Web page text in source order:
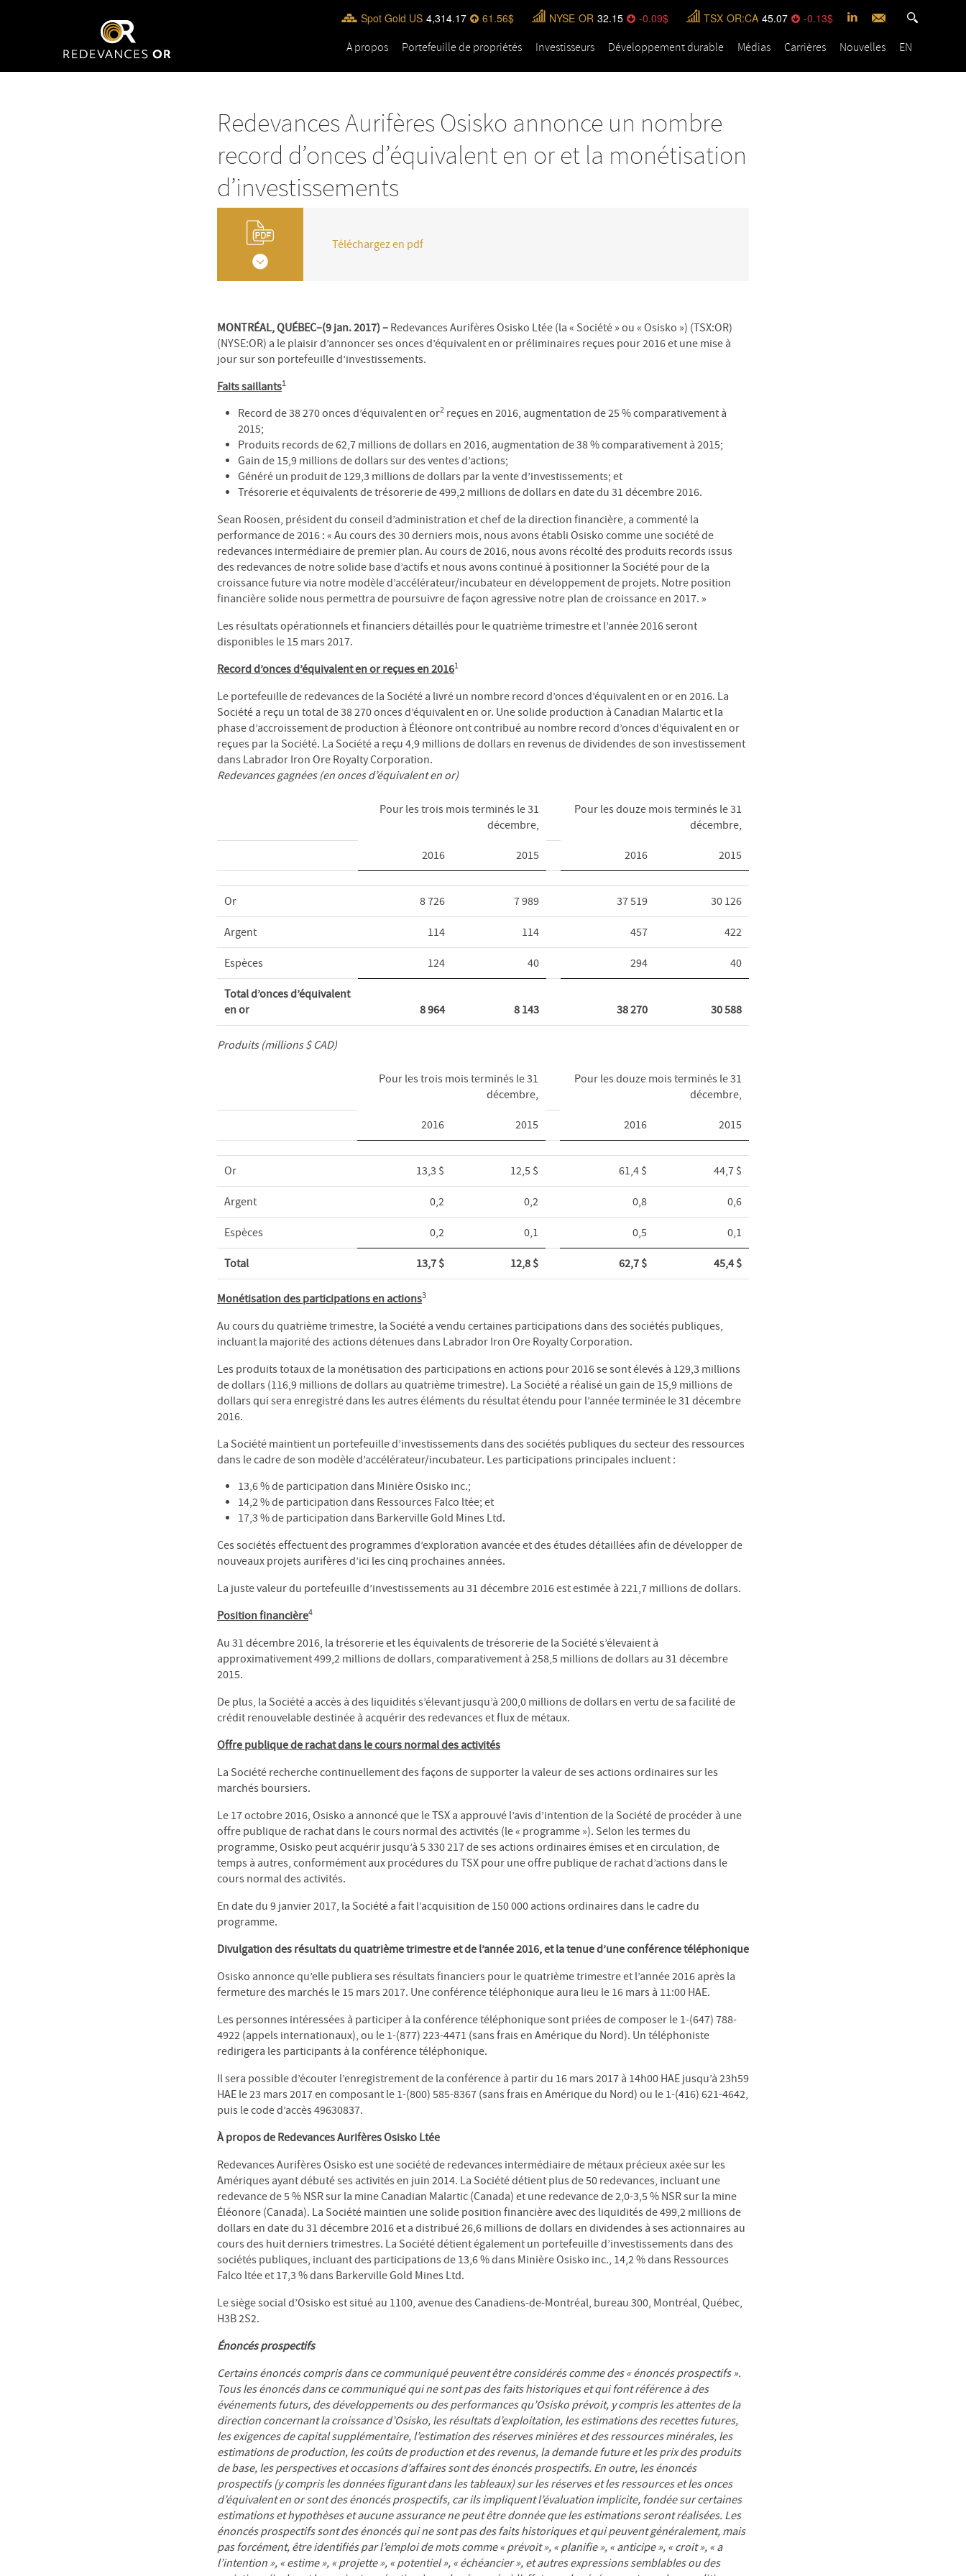
Spot Gold US 4,314.17 61.56 NYSE OR 32.15 -0.09 TSX OR:CA 45.07 -0.13
À propos Portefeuille de propriétés Investisseurs Développement durable Médias Carrières Nouvelles EN
Redevances Aurifères Osisko annonce un nombre
record d’onces d’équivalent en or et la monétisation
d’investissements
Téléchargez en pdf
MONTRÉAL, QUÉBEC–(9 jan. 2017) – Redevances Aurifères Osisko Ltée (la « Société » ou « Osisko ») (TSX:OR)
(NYSE:OR) a le plaisir d’annoncer ses onces d’équivalent en or préliminaires reçues pour 2016 et une mise à
jour sur son portefeuille d’investissements.
Faits saillants1
Record de 38 270 onces d’équivalent en or2reçues en 2016, augmentation de 25 % comparativement à
2015;
Produits records de 62,7 millions de dollars en 2016, augmentation de 38 % comparativement à 2015;
Gain de 15,9 millions de dollars sur des ventes d’actions;
Généré un produit de 129,3 millions de dollars par la vente d’investissements; et
Trésorerie et équivalents de trésorerie de 499,2 millions de dollars en date du 31 décembre 2016.
Sean Roosen, président du conseil d’administration et chef de la direction financière, a commenté la
performance de 2016 : « Au cours des 30 derniers mois, nous avons établi Osisko comme une société de
redevances intermédiaire de premier plan. Au cours de 2016, nous avons récolté des produits records issus
des redevances de notre solide base d’actifs et nous avons continué à positionner la Société pour de la
croissance future via notre modèle d’accélérateur/incubateur en développement de projets. Notre position
financière solide nous permettra de poursuivre de façon agressive notre plan de croissance en 2017. »
Les résultats opérationnels et financiers détaillés pour le quatrième trimestre et l’année 2016 seront
disponibles le 15 mars 2017.
Record d’onces d’équivalent en or reçues en 20161
Le portefeuille de redevances de la Société a livré un nombre record d’onces d’équivalent en or en 2016. La
Société a reçu un total de 38 270 onces d’équivalent en or. Une solide production à Canadian Malartic et la
phase d’accroissement de production à Éléonore ont contribué au nombre record d’onces d’équivalent en or
reçues par la Société. La Société a reçu 4,9 millions de dollars en revenus de dividendes de son investissement
dans Labrador Iron Ore Royalty Corporation.
Redevances gagnées (en onces d’équivalent en or)
Pour les trois mois terminés le 31
décembre,
Pour les douze mois terminés le 31
décembre,
2016 2015 2016 2015
Or 8 726 7 989 37 519 30 126
Argent 114 114 457 422
Espèces 124 40 294 40
Total d’onces d’équivalent
en or
8 964 8 143 38 270 30 588
Produits (millions $ CAD)
Pour les trois mois terminés le 31
décembre,
Pour les douze mois terminés le 31
décembre,
2016 2015 2016 2015
Or 13,3 $ 12,5 $ 61,4 $ 44,7 $
Argent 0,2 0,2 0,8 0,6
Espèces 0,2 0,1 0,5 0,1
Total 13,7 $ 12,8 $ 62,7 $ 45,4 $
Monétisation des participations en actions3
Au cours du quatrième trimestre, la Société a vendu certaines participations dans des sociétés publiques,
incluant la majorité des actions détenues dans Labrador Iron Ore Royalty Corporation.
Les produits totaux de la monétisation des participations en actions pour 2016 se sont élevés à 129,3 millions
de dollars (116,9 millions de dollars au quatrième trimestre). La Société a réalisé un gain de 15,9 millions de
dollars qui sera enregistré dans les autres éléments du résultat étendu pour l’année terminée le 31 décembre
2016.
La Société maintient un portefeuille d’investissements dans des sociétés publiques du secteur des ressources
dans le cadre de son modèle d’accélérateur/incubateur. Les participations principales incluent :
13,6 % de participation dans Minière Osisko inc.;
14,2 % de participation dans Ressources Falco ltée; et
17,3 % de participation dans Barkerville Gold Mines Ltd.
Ces sociétés effectuent des programmes d’exploration avancée et des études détaillées afin de développer de
nouveaux projets aurifères d’ici les cinq prochaines années.
La juste valeur du portefeuille d’investissements au 31 décembre 2016 est estimée à 221,7 millions de dollars.
Position financière4
Au 31 décembre 2016, la trésorerie et les équivalents de trésorerie de la Société s’élevaient à
approximativement 499,2 millions de dollars, comparativement à 258,5 millions de dollars au 31 décembre
2015.
De plus, la Société a accès à des liquidités s’élevant jusqu’à 200,0 millions de dollars en vertu de sa facilité de
crédit renouvelable destinée à acquérir des redevances et flux de métaux.
Offre publique de rachat dans le cours normal des activités
La Société recherche continuellement des façons de supporter la valeur de ses actions ordinaires sur les
marchés boursiers.
Le 17 octobre 2016, Osisko a annoncé que le TSX a approuvé l’avis d’intention de la Société de procéder à une
offre publique de rachat dans le cours normal des activités (le « programme »). Selon les termes du
programme, Osisko peut acquérir jusqu’à 5 330 217 de ses actions ordinaires émises et en circulation, de
temps à autres, conformément aux procédures du TSX pour une offre publique de rachat d’actions dans le
cours normal des activités.
En date du 9 janvier 2017, la Société a fait l’acquisition de 150 000 actions ordinaires dans le cadre du
programme.
Divulgation des résultats du quatrième trimestre et de l’année 2016, et la tenue d’une conférence téléphonique
Osisko annonce qu’elle publiera ses résultats financiers pour le quatrième trimestre et l’année 2016 après la
fermeture des marchés le 15 mars 2017. Une conférence téléphonique aura lieu le 16 mars à 11:00 HAE.
Les personnes intéressées à participer à la conférence téléphonique sont priées de composer le 1-(647) 788-
4922 (appels internationaux), ou le 1-(877) 223-4471 (sans frais en Amérique du Nord). Un téléphoniste
redirigera les participants à la conférence téléphonique.
Il sera possible d’écouter l’enregistrement de la conférence à partir du 16 mars 2017 à 14h00 HAE jusqu’à 23h59
HAE le 23 mars 2017 en composant le 1-(800) 585-8367 (sans frais en Amérique du Nord) ou le 1-(416) 621-4642,
puis le code d’accès 49630837.
À propos de Redevances Aurifères Osisko Ltée
Redevances Aurifères Osisko est une société de redevances intermédiaire de métaux précieux axée sur les
Amériques ayant débuté ses activités en juin 2014. La Société détient plus de 50 redevances, incluant une
redevance de 5 % NSR sur la mine Canadian Malartic (Canada) et une redevance de 2,0-3,5 % NSR sur la mine
Éléonore (Canada). La Société maintien une solide position financière avec des liquidités de 499,2 millions de
dollars en date du 31 décembre 2016 et a distribué 26,6 millions de dollars en dividendes à ses actionnaires au
cours des huit derniers trimestres. La Société détient également un portefeuille d’investissements dans des
sociétés publiques, incluant des participations de 13,6 % dans Minière Osisko inc., 14,2 % dans Ressources
Falco ltée et 17,3 % dans Barkerville Gold Mines Ltd.
Le siège social d’Osisko est situé au 1100, avenue des Canadiens-de-Montréal, bureau 300, Montréal, Québec,
H3B 2S2.
Énoncés prospectifs
Certains énoncés compris dans ce communiqué peuvent être considérés comme des « énoncés prospectifs ».
Tous les énoncés dans ce communiqué qui ne sont pas des faits historiques et qui font référence à des
événements futurs, des développements ou des performances qu’Osisko prévoit, y compris les attentes de la
direction concernant la croissance d’Osisko, les résultats d’exploitation, les estimations des recettes futures,
les exigences de capital supplémentaire, l’estimation des réserves minières et des ressources minérales, les
estimations de production, les coûts de production et des revenus, la demande future et les prix des produits
de base, les perspectives et occasions d’affaires sont des énoncés prospectifs. En outre, les énoncés
prospectifs (y compris les données figurant dans les tableaux) sur les réserves et les ressources et les onces
d’équivalent en or sont des énoncés prospectifs, car ils impliquent l’évaluation implicite, fondée sur certaines
estimations et hypothèses et aucune assurance ne peut être donnée que les estimations seront réalisées. Les
énoncés prospectifs sont des énoncés qui ne sont pas des faits historiques et qui peuvent généralement, mais
pas forcément, être identifiés par l’emploi de mots comme « prévoit », « planifie », « anticipe », « croit », « a
l’intention », « estime », « projette », « potentiel », « échéancier », et autres expressions semblables ou des